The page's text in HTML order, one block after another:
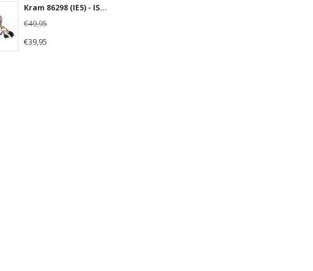
Kram 86298 (IE5) - ISO2CAR verlengkabel voeding en speakers 5 meter
€49,95
€39,95